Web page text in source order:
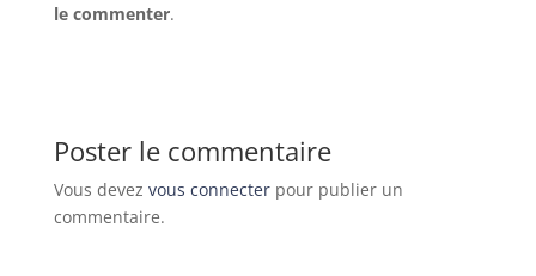
le commenter.
Poster le commentaire
Vous devez vous connecterpour publier un
commentaire.